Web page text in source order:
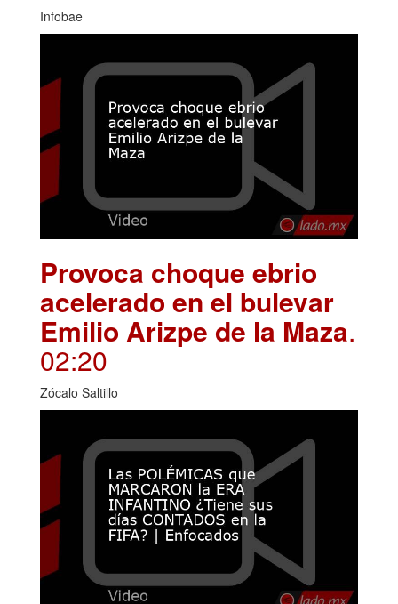
Infobae
Provoca choque ebrio
acelerado en el bulevar
Emilio Arizpe de la Maza.
02:20
Zócalo Saltillo